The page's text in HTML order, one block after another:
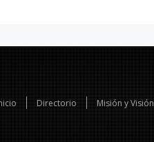
Directorio Misión y Visión